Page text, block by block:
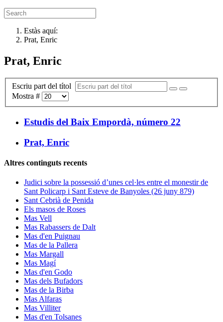
Estàs aquí:
Prat, Enric
Prat, Enric
Escriu part del títol
Mostra #
Estudis del Baix Empordà, número 22
Prat, Enric
Altres continguts recents
Judici sobre la possessió d’unes cel·les entre el monestir de
Sant Policarp i Sant Esteve de Banyoles (26 juny 879)
Sant Cebrià de Penida
Els masos de Roses
Mas Vell
Mas Rabassers de Dalt
Mas d'en Puignau
Mas de la Pallera
Mas Margall
Mas Magí
Mas d'en Godo
Mas dels Bufadors
Mas de la Birba
Mas Alfaras
Mas Villiter
Mas d'en Tolsanes